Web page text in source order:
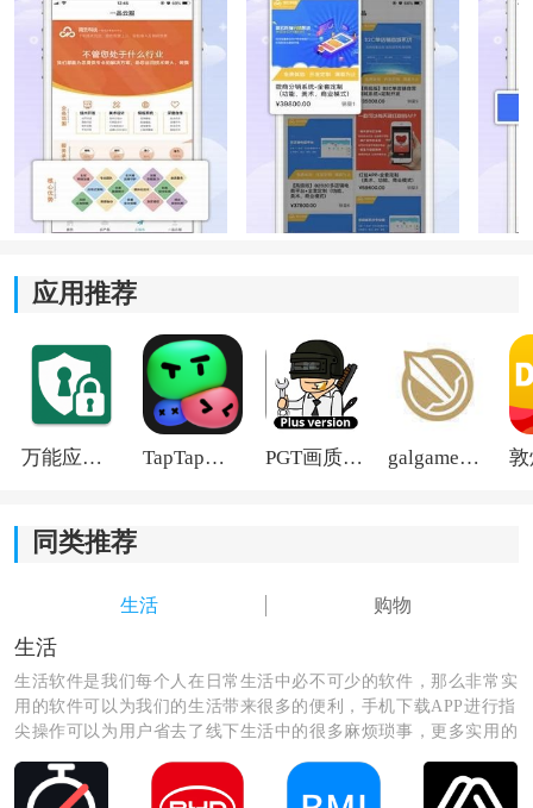
3、提供商品细节和咨询问题的服务，更好地了解商品特
点和使用方式，确保满意的购物体验。
《一品云服》软件优势：
1、高额优惠券无门槛使用，用户无需满足一定条件即可
享受更多优惠，真正帮助用户省钱。
应用推荐
万能应用隐藏 TapTap国际版2026 PGT画质助手旧版 galgame游戏盒子2026
同类推荐
生活 购物
生活
生活软件是我们每个人在日常生活中必不可少的软件，那么非常实
用的软件可以为我们的生活带来很多的便利，手机下载APP进行指
尖操作可以为用户省去了线下生活中的很多麻烦琐事，更多实用的